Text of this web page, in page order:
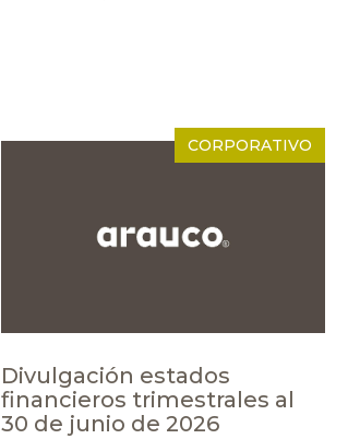
CORPORATIVO
Divulgación estados
financieros trimestrales al
30 de junio de 2026